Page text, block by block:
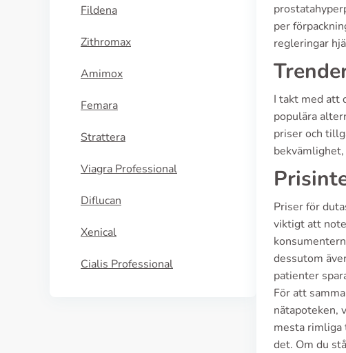
Fildena
Zithromax
Amimox
Femara
Strattera
Viagra Professional
Diflucan
Xenical
Cialis Professional
per
regleringar
I takt med att
populära
priser och
Priser för
viktigt att
dessutom
patienter
För att
nätapoteken,
mesta rimliga
det. Om du